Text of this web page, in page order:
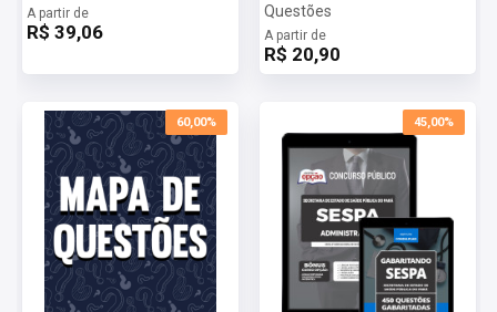
A partir de
R$ 39,06
Questões
A partir de
R$ 20,90
60,00% 45,00%